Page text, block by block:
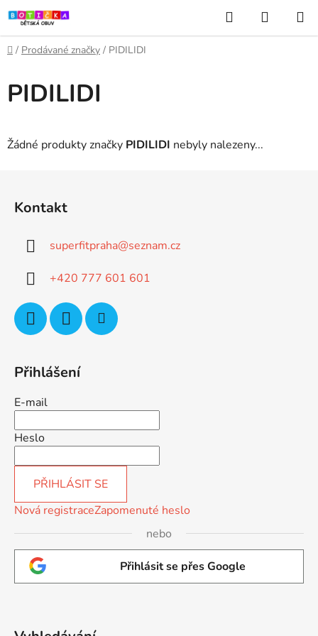
Přejít
na
obsah
Hledat
KOŠÍK
Domů
/ Prodávané značky / PIDILIDI
PIDILIDI
Žádné produkty značky PIDILIDI nebyly nalezeny...
Kontakt
superfitpraha@seznam.cz
+420 777 601 601
Přihlášení
E-mail
Heslo
PŘIHLÁSIT SE
Nová registraceZapomenuté heslo
nebo
Přihlásit se přes Google